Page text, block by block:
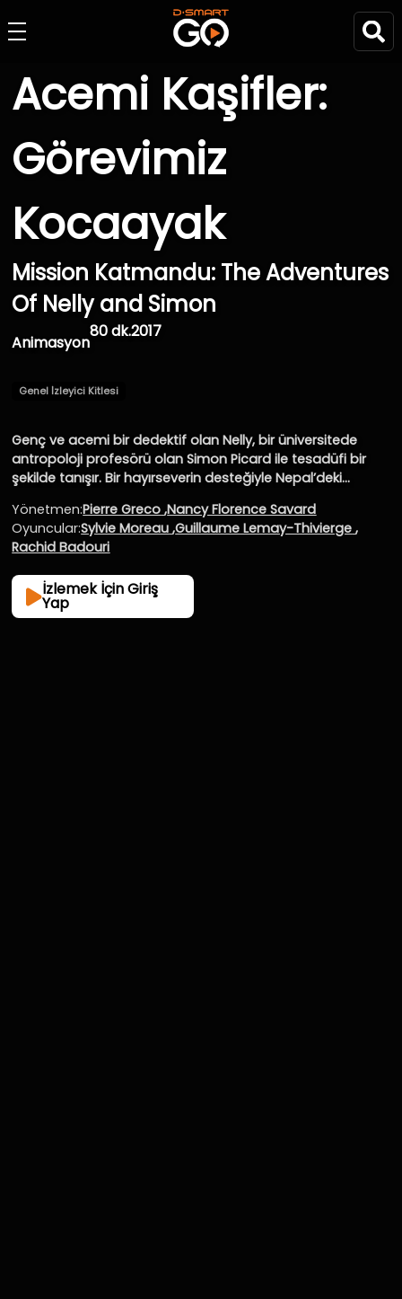
Acemi Kaşifler:
Görevimiz
Kocaayak
Mission Katmandu: The Adventures
Of Nelly and Simon
Animasyon
80 dk.2017
Genel İzleyici Kitlesi
Genç ve acemi bir dedektif olan Nelly, bir üniversitede
antropoloji profesörü olan Simon Picard ile tesadüfi bir
şekilde tanışır. Bir hayırseverin desteğiyle Nepal’deki
olan Yeti’nin varlığını kanıtlamak ister. Eski bir kaşifin
günlüğünü rehber olarak alan Nelly ve Simon vahşi bir
maceraya atılır.
Yönetmen:Pierre Greco ,Nancy Florence Savard
Oyuncular:Sylvie Moreau ,Guillaume Lemay-Thivierge ,
Rachid Badouri
İzlemek İçin Giriş
Yap